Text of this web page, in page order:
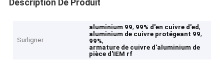
Description De Produit
Surligner
aluminium 99, 99% d'en cuivre d'ed,
aluminium de cuivre protégeant 99,
99%,
armature de cuivre d'aluminium de
pièce d'IEM rf